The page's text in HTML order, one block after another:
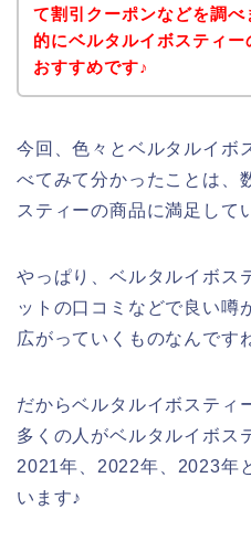
て割引クーポンなどを調べ
的にベルタルイボスティー
おすすめです♪
今回、色々とベルタルイボ
べてみて分かったことは、
スティーの商品に満足して
やっぱり、ベルタルイボス
ットの口コミなどで良い噂
広がっていくものなんです
だからベルタルイボスティ
多くの人がベルタルイボス
2021年、2022年、2023年
います♪